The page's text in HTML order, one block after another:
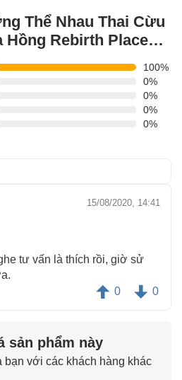
Thể Nhau Thai Cừu
Rebirth Placenta
Cream từ những
100%
0%
0%
0%
0%
15/08/2020, 14:41
tư vấn là thích rồi, giờ sử
0
0
sản phẩm này
bạn với các khách hàng khác